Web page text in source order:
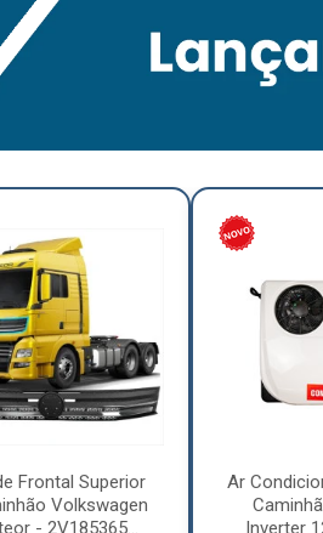
Frontal Superior
Volkswagen
- 2V185365...
Ar
Inverter